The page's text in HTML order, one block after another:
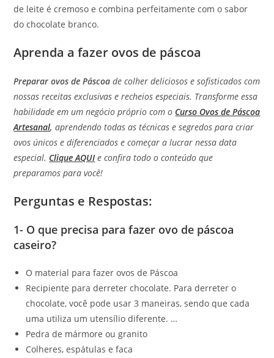
de leite é cremoso e combina perfeitamente com o sabor
do chocolate branco.
Aprenda a fazer ovos de páscoa
Preparar ovos de Páscoa de colher deliciosos e sofisticados com
nossas receitas exclusivas e recheios especiais. Transforme essa
habilidade em um negócio próprio com o Curso Ovos de Páscoa
Artesanal, aprendendo todas as técnicas e segredos para criar
ovos únicos e diferenciados e começar a lucrar nessa data
especial. Clique AQUI e confira todo o conteúdo que
preparamos para você!
Perguntas e Respostas:
1- O que precisa para fazer ovo de páscoa
caseiro?
O material para fazer ovos de Páscoa
Recipiente para derreter chocolate. Para derreter o
chocolate, você pode usar 3 maneiras, sendo que cada
uma utiliza um utensílio diferente. …
Pedra de mármore ou granito
Colheres, espátulas e faca